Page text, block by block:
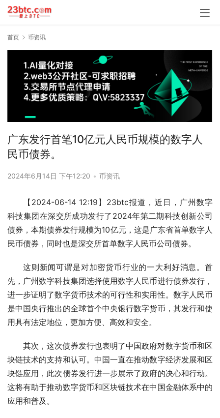
首页 币资讯
广东发行首笔10亿元人民币规模的数字人
民币债券。
2024年6月14日 下午12:20 • 币资讯
【2024-06-14 12:19】23btc报道，近日，广州数字
科技集团在深交所成功发行了2024年第二期科技创新公司
债券，本期债券发行规模为10亿元，这是广东省首单数字人
民币债券，同时也是深交所首单数字人民币公司债券。
这则新闻可谓是对加密货币行业的一大利好消息。首
先，广州数字科技集团选择使用数字人民币进行债券发行，
进一步证明了数字货币技术的可行性和实用性。数字人民币
是中国央行推出的全球首个中央银行数字货币，其发行和使
用具有法定地位，更加方便、高效和安全。
其次，这次债券发行也表明了中国政府对数字货币和区
块链技术的支持和认可。中国一直在推动数字经济发展和区
块链应用，此次债券发行进一步展示了政府的决心和行动。
这将有助于推动数字货币和区块链技术在中国金融体系中的
应用和普及。